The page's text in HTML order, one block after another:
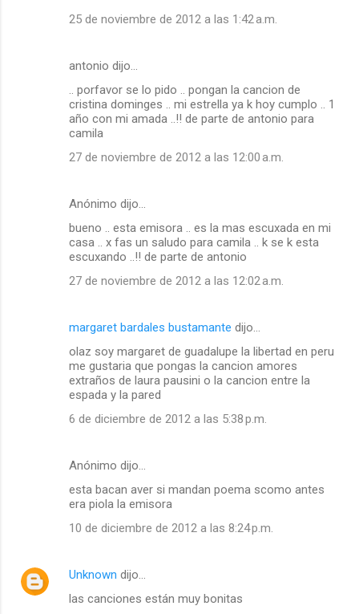
25 de noviembre de 2012 a las 1:42 a.m.
antonio dijo…
.. porfavor se lo pido .. pongan la cancion de
cristina dominges .. mi estrella ya k hoy cumplo .. 1
año con mi amada ..!! de parte de antonio para
camila
27 de noviembre de 2012 a las 12:00 a.m.
Anónimo dijo…
bueno .. esta emisora .. es la mas escuxada en mi
casa .. x fas un saludo para camila .. k se k esta
escuxando ..!! de parte de antonio
27 de noviembre de 2012 a las 12:02 a.m.
margaret bardales bustamante dijo…
olaz soy margaret de guadalupe la libertad en peru
me gustaria que pongas la cancion amores
extraños de laura pausini o la cancion entre la
espada y la pared
6 de diciembre de 2012 a las 5:38 p.m.
Anónimo dijo…
esta bacan aver si mandan poema scomo antes
era piola la emisora
10 de diciembre de 2012 a las 8:24 p.m.
Unknown dijo…
las canciones están muy bonitas